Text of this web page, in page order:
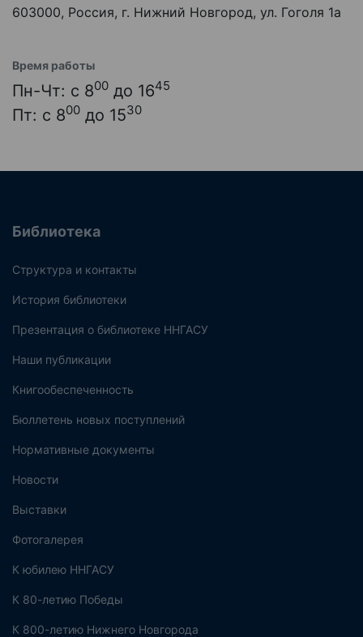
603000, Россия, г. Нижний Новгород, ул. Гоголя 1а
Время работы
Пн-Чт: с 800 до 1645
Пт: с 800 до 1530
Библиотека
Структура и контакты
История библиотеки
Презентация о библиотеке ННГАСУ
Наши публикации
Книгообеспеченность
Бюллетень новых поступлений
Нормативные документы
Новости
Выставки
Фотогалерея
К юбилею ННГАСУ
К 80-летию Победы
К 800-летию Нижнего Новгорода